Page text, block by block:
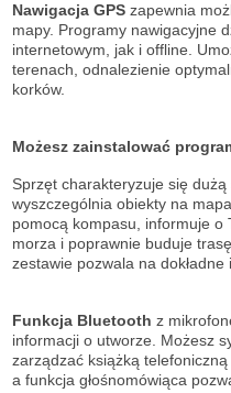
Nawigacja GPS zapewnia
mapy. Programy nawigacyjne
internetowym, jak i offline.
terenach, odnalezienie
korków.
Możesz zainstalować
Sprzęt charakteryzuje się dużą
wyszczególnia obiekty na
pomocą kompasu, informuje o
morza i poprawnie buduje
zestawie pozwala na
Funkcja Bluetooth z
informacji o utworze. Możesz
zarządzać książką
a funkcja głośnomówiąca